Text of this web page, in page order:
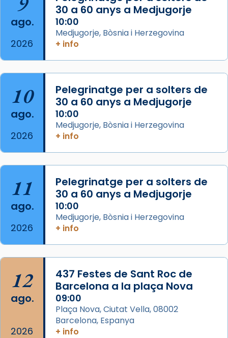
Josep Omella, ha presidit la missa i l’ha
concelebrat el bisbe auxiliar de Barcelona,
Mons. David Abadías.
📸 Dr. G. Simón
Foto
Arquebisbat de Barcelona
2 weeks ago
Memòria de les santes Juliana i
Acompanyant la història de sant Cugat, a
partir de l’Edat Mitjana sorgeix la tradició
que les santes Juliana (“relatiu a Júlia”) i
Semproniana (“relatiu a Semprònia =
eterna”) són deixebles seves. I l’any 1667, el
frare Joan Gaspar Roig, afirma en una obra
que les santes són filles de l’antiga Iluro.
Mataró en reivindicarà les relíq
Foto
View on Facebook · Share
ago.
2026
30 a 60 anys a Medjugorje
10:00
Medjugorje, Bòsnia i Herzegovina
+ info
10
ago.
2026
Pelegrinatge per a solters de
30 a 60 anys a Medjugorje
10:00
Medjugorje, Bòsnia i Herzegovina
+ info
11
ago.
2026
Pelegrinatge per a solters de
30 a 60 anys a Medjugorje
10:00
Medjugorje, Bòsnia i Herzegovina
+ info
12
ago.
2026
437 Festes de Sant Roc de
Barcelona a la plaça Nova
09:00
Plaça Nova, Ciutat Vella, 08002
Barcelona, Espanya
+ info